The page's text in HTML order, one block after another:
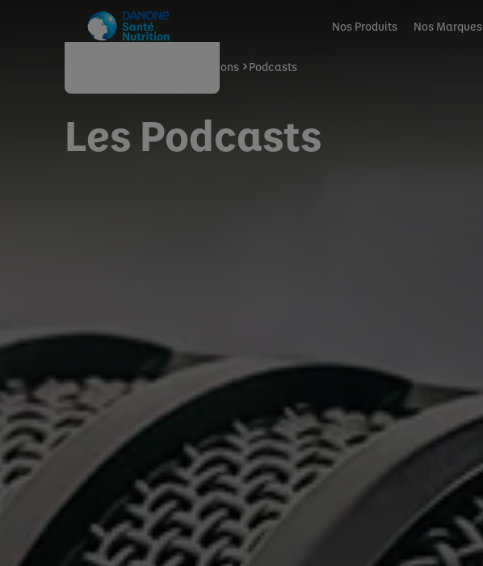
Nos Produits Nos Marques
Formations Podcasts
Les Podcasts